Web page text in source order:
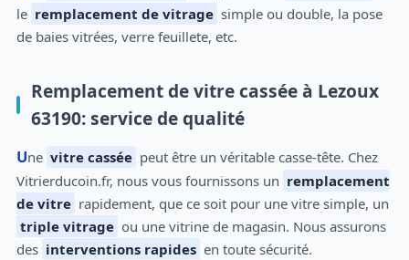
le remplacement de vitrage simple ou double, la pose
de baies vitrées, verre feuillete, etc.
Remplacement de vitre cassée à Lezoux
63190: service de qualité
Une vitre cassée peut être un véritable casse-tête. Chez
Vitrierducoin.fr, nous vous fournissons un remplacement
de vitre rapidement, que ce soit pour une vitre simple, un
triple vitrage ou une vitrine de magasin. Nous assurons
des interventions rapides en toute sécurité.